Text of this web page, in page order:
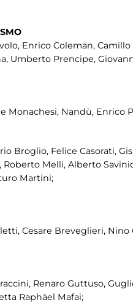
Enrico Coleman,
Umberto Prencipe,
Nandù, Enrico
Broglio, Felice Casorati,
Melli, Alberto
Martini;
Cesare Breveglieri, Nino
Renaro Guttuso,
Raphäel Mafai;